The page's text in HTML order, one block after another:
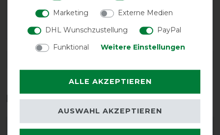
Das perfekte Zubehör für dich
-13% -13%
Marketing
Externe Medien
DHL Wunschzustellung
PayPal
Funktional
Weitere Einstellungen
ALLE AKZEPTIEREN
AUSWAHL AKZEPTIEREN